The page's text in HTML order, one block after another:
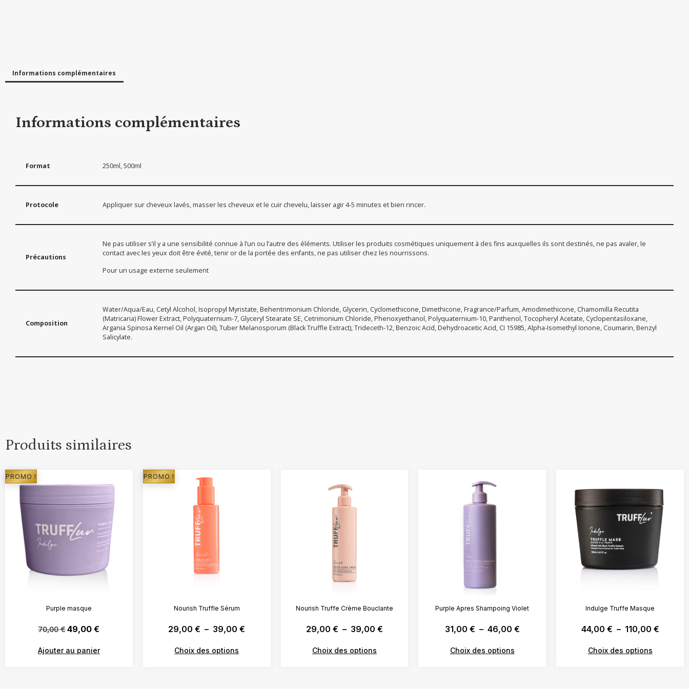
Informations complémentaires
Informations complémentaires
Format 250ml, 500ml
Protocole Appliquer sur cheveux lavés, masser les cheveux et le cuir chevelu, laisser agir 4-5 minutes et bien rincer.
Précautions
Ne pas utiliser s’il y a une sensibilité connue à l’un ou l’autre des éléments. Utiliser les produits cosmétiques uniquement à des fins auxquelles ils sont destinés, ne pas avaler, le
contact avec les yeux doit être évité, tenir or de la portée des enfants, ne pas utiliser chez les nourrissons.
Pour un usage externe seulement
Composition
Water/Aqua/Eau, Cetyl Alcohol, Isopropyl Myristate, Behentrimonium Chloride, Glycerin, Cyclomethicone, Dimethicone, Fragrance/Parfum, Amodimethicone, Chamomilla Recutita
(Matricaria) Flower Extract, Polyquaternium-7, Glyceryl Stearate SE, Cetrimonium Chloride, Phenoxyethanol, Polyquaternium-10, Panthenol, Tocopheryl Acetate, Cyclopentasiloxane,
Argania Spinosa Kernel Oil (Argan Oil), Tuber Melanosporum (Black Truffle Extract), Trideceth-12, Benzoic Acid, Dehydroacetic Acid, CI 15985, Alpha-Isomethyl Ionone, Coumarin, Benzyl
Salicylate.
Produits similaires
PROMO !
Purple masque
70,00€ 49,00€
Ajouter au panier
PROMO !
Nourish Truffle Sérum
29,00€ – 39,00€
Choix des options
Nourish Truffe Crème Bouclante
29,00 € – 39,00 €
Choix des options
Purple Apres Shampoing Violet
31,00 € – 46,00 €
Choix des options
Indulge Truffe Masque
44,00 € – 110,00 €
Choix des options